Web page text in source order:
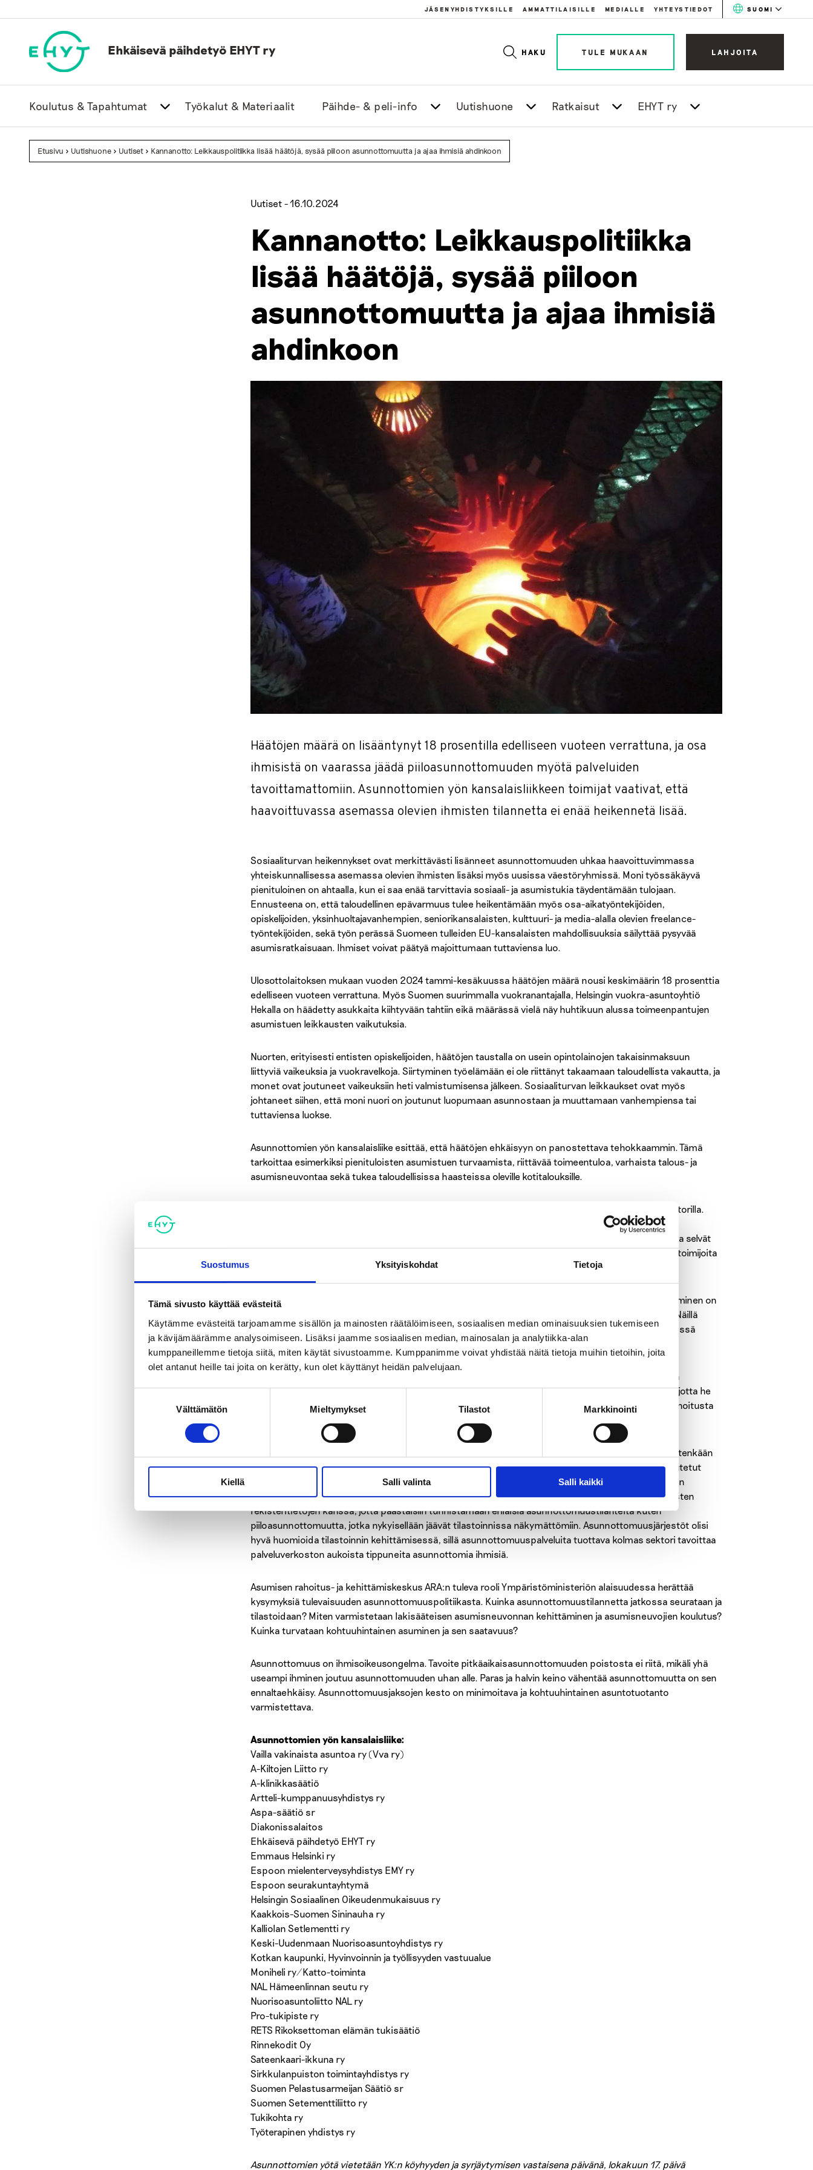
Suostumus Yksityiskohdat Tietoja
Tämä sivusto käyttää evästeitä
Käytämme evästeitä tarjoamamme sisällön ja mainosten räätälöimiseen, sosiaalisen median ominaisuuksien tukemiseen
ja kävijämäärämme analysoimiseen. Lisäksi jaamme sosiaalisen median, mainosalan ja analytiikka-alan
kumppaneillemme tietoja siitä, miten käytät sivustoamme. Kumppanimme voivat yhdistää näitä tietoja muihin tietoihin, joita
olet antanut heille tai joita on kerätty, kun olet käyttänyt heidän palvelujaan.
Välttämätön Mieltymykset Tilastot Markkinointi
Kiellä Salli valinta Salli kaikki
to
JÄSENYHDISTYKSILLE AMMATTILAISILLE MEDIALLE YHTEYSTIEDOT SUOMI
Ehkäisevä päihdetyö EHYT ry HAKU TULE MUKAAN LAHJOITA
Koulutus & Tapahtumat Työkalut & Materiaalit Päihde- & peli-info Uutishuone Ratkaisut EHYT ry
Etusivu > Uutishuone > Uutiset > Kannanotto: Leikkauspolitiikka lisää häätöjä, sysää piiloon asunnottomuutta ja ajaa ihmisiä ahdinkoon
Uutiset -16.10.2024
Kannanotto: Leikkauspolitiikka
lisää häätöjä, sysää piiloon
asunnottomuutta ja ajaa ihmisiä
ahdinkoon
Häätöjen määrä on lisääntynyt 18 prosentilla edelliseen vuoteen verrattuna, ja osa
ihmisistä on vaarassa jäädä piiloasunnottomuuden myötä palveluiden
tavoittamattomiin. Asunnottomien yön kansalaisliikkeen toimijat vaativat, että
haavoittuvassa asemassa olevien ihmisten tilannetta ei enää heikennetä lisää.
Sosiaaliturvan heikennykset ovat merkittävästi lisänneet asunnottomuuden uhkaa haavoittuvimmassa
yhteiskunnallisessa asemassa olevien ihmisten lisäksi myös uusissa väestöryhmissä. Moni työssäkäyvä
pienituloinen on ahtaalla, kun ei saa enää tarvittavia sosiaali- ja asumistukia täydentämään tulojaan.
Ennusteena on, että taloudellinen epävarmuus tulee heikentämään myös osa-aikatyöntekijöiden,
opiskelijoiden, yksinhuoltajavanhempien, seniorikansalaisten, kulttuuri- ja media-alalla olevien freelance-
työntekijöiden, sekä työn perässä Suomeen tulleiden EU-kansalaisten mahdollisuuksia säilyttää pysyvää
asumisratkaisuaan. Ihmiset voivat päätyä majoittumaan tuttaviensa luo.
Ulosottolaitoksen mukaan vuoden 2024 tammi-kesäkuussa häätöjen määrä nousi keskimäärin 18 prosenttia
edelliseen vuoteen verrattuna. Myös Suomen suurimmalla vuokranantajalla, Helsingin vuokra-asuntoyhtiö
Hekalla on häädetty asukkaita kiihtyvään tahtiin eikä määrässä vielä näy huhtikuun alussa toimeenpantujen
asumistuen leikkausten vaikutuksia.
Nuorten, erityisesti entisten opiskelijoiden, häätöjen taustalla on usein opintolainojen takaisinmaksuun
liittyviä vaikeuksia ja vuokravelkoja. Siirtyminen työelämään ei ole riittänyt takaamaan taloudellista vakautta, ja
monet ovat joutuneet vaikeuksiin heti valmistumisensa jälkeen. Sosiaaliturvan leikkaukset ovat myös
johtaneet siihen, että moni nuori on joutunut luopumaan asunnostaan ja muuttamaan vanhempiensa tai
tuttaviensa luokse.
Asunnottomien yön kansalaisliike esittää, että häätöjen ehkäisyyn on panostettava tehokkaammin. Tämä
tarkoittaa esimerkiksi pienituloisten asumistuen turvaamista, riittävää toimeentuloa, varhaista talous- ja
asumisneuvontaa sekä tukea taloudellisissa haasteissa oleville kotitalouksille.
Sosiaali- ja terveysalan järjestöjen valtionavustusten leikkaukset aiheuttavat huolta kolmannella sektorilla.
Asunnottomien yön kansalaisliikkeen toimijat kysyvätkin, ymmärtävätkö päättäjät järjestöjen suoran
kohtaamis- ja auttamistyön arvon kansakunnan hyvinvoinnin edistämisessä? Hallituksen pitäisi laatia selvät
suuntaviivat, jotka velvoittavat kuntia ja hyvinvointialueita sekä kolmannen sektorin asunnottomuustoimijoita
yhteistyöhön. Ilman koordinoitua yhteistyötä toimet jäävät hajanaisiksi ja tehottomiksi.
Järjestölähtöisen matalan kynnyksen kohtaamistyön, kuten etsivän työn ja asumisneuvonnan jatkuminen on
turvattava sekä varmistettava, että ihmiset saavat heille kuuluvat päihde- ja mielenterveyspalvelut. Näillä
palveluilla tavoitetaan yhteiskunnan tukiverkkojen ulkopuolelle jääneet, jotka ovat suurimmassa riskissä
ajautua asunnottomiksi ja marginaaliin.
Seksuaali- ja sukupuolivähemmistöille, vapautuville vangeille, naisille sekä alle 25-vuotiaille nuorille, on
tarjottava turvallisia ja laadukkaita kriisi- ja hätämajoitusratkaisuja, joissa on myös tarjolla ohjausta, jotta he
pääsisivät siirtymään kohti pysyvämpää asumista. Näihin palveluihin tarvitaan riittäviä resursseja, rahoitusta
Asunnottomuuden poistamisessa on nojattava tutkittuun tietoon. Asunnottomuustilastot eivät tietenkään
kerro asunnottomana olevien ihmisten absoluuttista kokonaismäärä, mutta samalla metodilla toteutetut
tilastot näyttävät suuntaa ja vaikuttavat siihen, millaisia toimintamalleja luodaan. Asunnottominen yön
kansalaisliike esittää, että Suomessakin yhdistettäisiin asunnottomuustilastoja tarkoituksenmukaisten
rekisteritietojen kanssa, jotta päästäisiin tunnistamaan erilaisia asunnottomuustilanteita kuten
piiloasunnottomuutta, jotka nykyisellään jäävät tilastoinnissa näkymättömiin. Asunnottomuusjärjestöt olisi
hyvä huomioida tilastoinnin kehittämisessä, sillä asunnottomuuspalveluita tuottava kolmas sektori tavoittaa
palveluverkoston aukoista tippuneita asunnottomia ihmisiä.
Asumisen rahoitus- ja kehittämiskeskus ARA:n tuleva rooli Ympäristöministeriön alaisuudessa herättää
kysymyksiä tulevaisuuden asunnottomuuspolitiikasta. Kuinka asunnottomuustilannetta jatkossa seurataan ja
tilastoidaan? Miten varmistetaan lakisääteisen asumisneuvonnan kehittäminen ja asumisneuvojien koulutus?
Kuinka turvataan kohtuuhintainen asuminen ja sen saatavuus?
Asunnottomuus on ihmisoikeusongelma. Tavoite pitkäaikaisasunnottomuuden poistosta ei riitä, mikäli yhä
useampi ihminen joutuu asunnottomuuden uhan alle. Paras ja halvin keino vähentää asunnottomuutta on sen
ennaltaehkäisy. Asunnottomuusjaksojen kesto on minimoitava ja kohtuuhintainen asuntotuotanto
varmistettava.
Asunnottomien yön kansalaisliike:
Vailla vakinaista asuntoa ry (Vva ry)
A-Kiltojen Liitto ry
A-klinikkasäätiö
Artteli-kumppanuusyhdistys ry
Aspa-säätiö sr
Diakonissalaitos
Ehkäisevä päihdetyö EHYT ry
Emmaus Helsinki ry
Espoon mielenterveysyhdistys EMY ry
Espoon seurakuntayhtymä
Helsingin Sosiaalinen Oikeudenmukaisuus ry
Kaakkois-Suomen Sininauha ry
Kalliolan Setlementti ry
Keski-Uudenmaan Nuorisoasuntoyhdistys ry
Kotkan kaupunki, Hyvinvoinnin ja työllisyyden vastuualue
Moniheli ry/Katto-toiminta
NAL Hämeenlinnan seutu ry
Nuorisoasuntoliitto NAL ry
Pro-tukipiste ry
RETS Rikoksettoman elämän tukisäätiö
Rinnekodit Oy
Sateenkaari-ikkuna ry
Sirkkulanpuiston toimintayhdistys ry
Suomen Pelastusarmeijan Säätiö sr
Suomen Setementtiliitto ry
Tukikohta ry
Työterapinen yhdistys ry
Asunnottomien yötä vietetään YK:n köyhyyden ja syrjäytymisen vastaisena päivänä, lokakuun 17. päivä